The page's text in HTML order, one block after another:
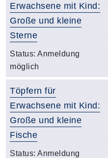
Erwachsene mit Kind:
Große und kleine
Sterne
Status: Anmeldung
möglich
Töpfern für
Erwachsene mit Kind:
Große und kleine
Fische
Status: Anmeldung